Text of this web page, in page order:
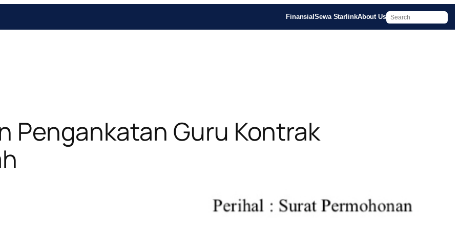
FinansialSewa StarlinkAbout Us
Pengankatan Guru Kontrak